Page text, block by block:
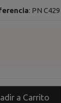
: PN
a Carrito